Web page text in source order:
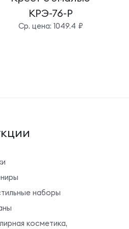
КРЭ-76-Р
Cр. цена: 1049.4 ₽
наборы
косметика,